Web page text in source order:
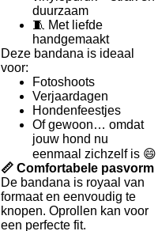
duurzaam
🧵 Met liefde
handgemaakt
Deze bandana is ideaal
voor:
Fotoshoots
Verjaardagen
Hondenfeestjes
Of gewoon… omdat
jouw hond nu
eenmaal zichzelf is 😄
📏 Comfortabele pasvorm
De bandana is royaal van
formaat en eenvoudig te
knopen. Oprollen kan voor
een perfecte fit.